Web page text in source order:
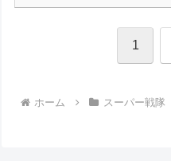
★【ワートリ】風間隊3人≒忍田
1
ホーム スーパー戦隊